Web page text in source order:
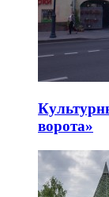
ворота»